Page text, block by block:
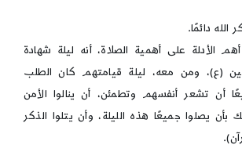
الله دائمًا.
الأدلة على أهمية الصلاة، أنه ليلة شهادة
(ع)، ومن معه، ليلة قيامتهم كان الطلب
أن تشعر أنفسهم وتطمئن، أن ينالوا الأمن
بأن يصلوا جميعًا هذه الليلة، وأن يتلوا الذكر